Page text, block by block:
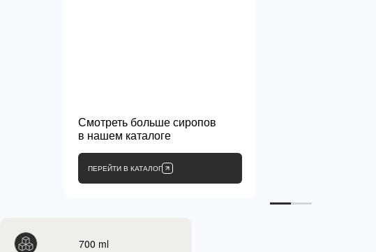
Смотреть больше сиропов
в нашем каталоге
ПЕРЕЙТИ В КАТАЛОГ
700 ml